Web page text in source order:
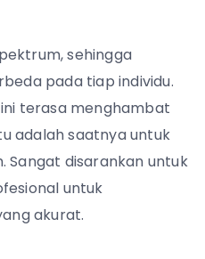
sehingga
pada tiap individu.
terasa menghambat
adalah saatnya untuk
Sangat disarankan untuk
untuk
akurat.